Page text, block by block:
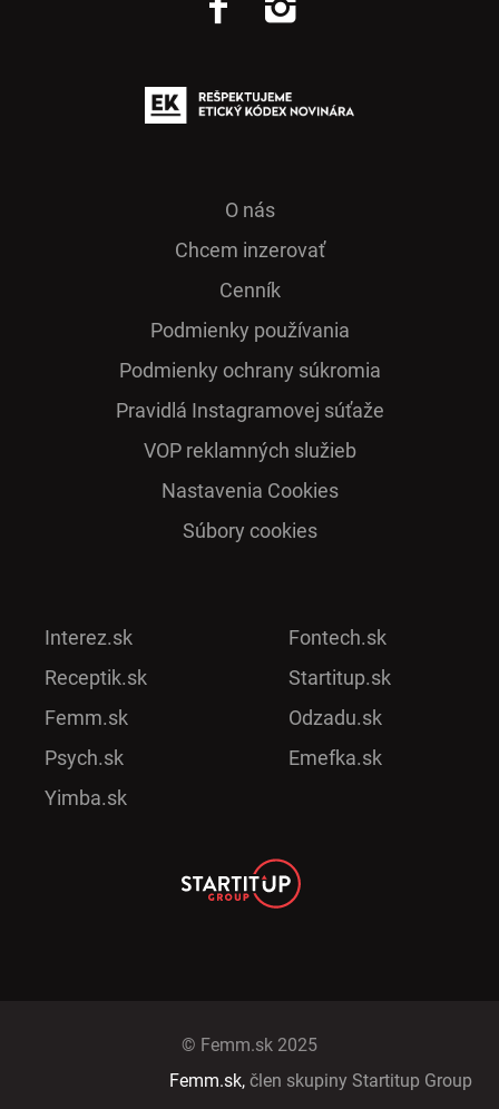
O nás
Chcem inzerovať
Cenník
Podmienky používania
Podmienky ochrany súkromia
Pra­vidlá Ins­ta­gra­mo­vej sú­ťaže
VOP reklamných služieb
Nastavenia Cookies
Súbory cookies
Interez.sk
Receptik.sk
Femm.sk
Psych.sk
Yimba.sk
Fontech.sk
Startitup.sk
Odzadu.sk
Emefka.sk
© Femm.sk 2025
Femm.sk, člen skupiny Startitup Group